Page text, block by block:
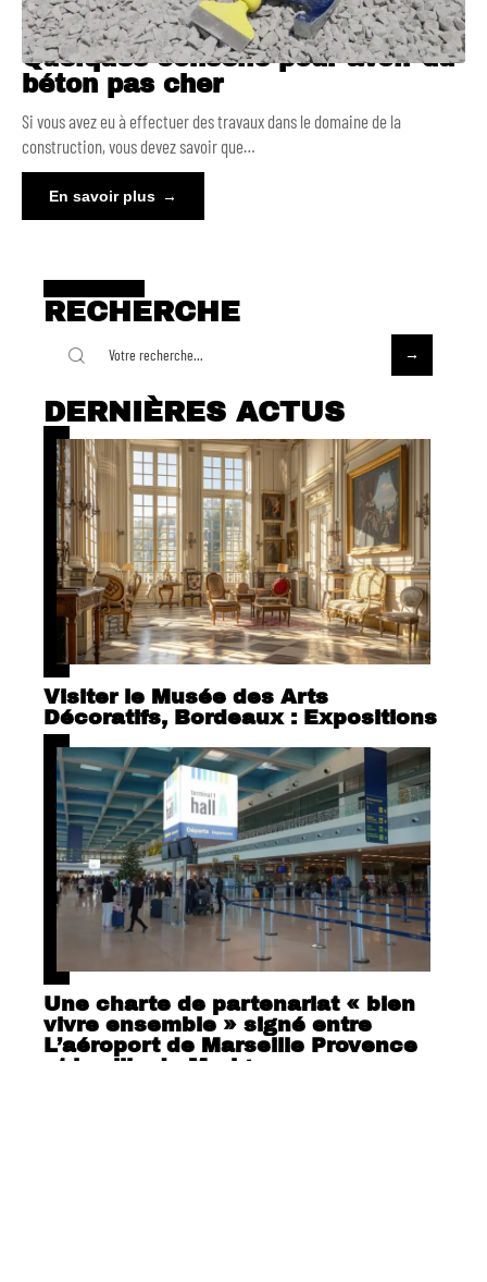
Quelques conseils pour avoir du
béton pas cher
Si vous avez eu à effectuer des travaux dans le domaine de la
construction, vous devez savoir que…
En savoir plus
RECHERCHE
DERNIÈRES ACTUS
Visiter le Musée des Arts
Décoratifs, Bordeaux : Expositions
Une charte de partenariat « bien
vivre ensemble » signé entre
L’aéroport de Marseille Provence
et la ville de Marigane